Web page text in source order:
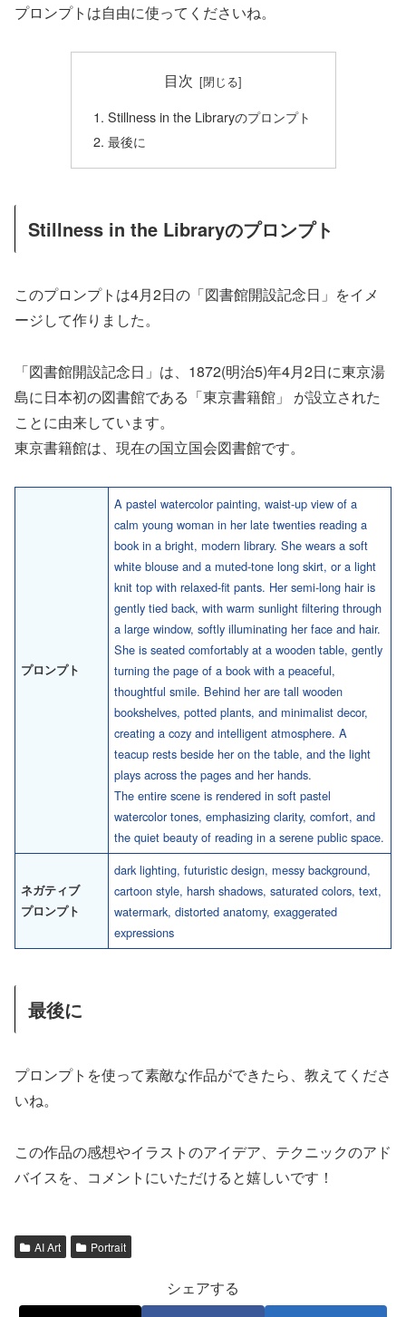
プロンプトは自由に使ってくださいね。
目次
Stillness in the Libraryのプロンプト
最後に
Stillness in the Libraryのプロンプト
このプロンプトは4月2日の「図書館開設記念日」をイメ
ージして作りました。
「図書館開設記念日」は、1872(明治5)年4月2日に東京湯
島に日本初の図書館である「東京書籍館」 が設立された
ことに由来しています。
東京書籍館は、現在の国立国会図書館です。
プロンプト
A pastel watercolor painting, waist-up view of a
calm young woman in her late twenties reading a
book in a bright, modern library. She wears a soft
white blouse and a muted-tone long skirt, or a light
knit top with relaxed-fit pants. Her semi-long hair is
gently tied back, with warm sunlight filtering through
a large window, softly illuminating her face and hair.
She is seated comfortably at a wooden table, gently
turning the page of a book with a peaceful,
thoughtful smile. Behind her are tall wooden
bookshelves, potted plants, and minimalist decor,
creating a cozy and intelligent atmosphere. A
teacup rests beside her on the table, and the light
plays across the pages and her hands.
The entire scene is rendered in soft pastel
watercolor tones, emphasizing clarity, comfort, and
the quiet beauty of reading in a serene public space.
ネガティブ
プロンプト
dark lighting, futuristic design, messy background,
cartoon style, harsh shadows, saturated colors, text,
watermark, distorted anatomy, exaggerated
expressions
最後に
プロンプトを使って素敵な作品ができたら、教えてくださ
いね。
この作品の感想やイラストのアイデア、テクニックのアド
バイスを、コメントにいただけると嬉しいです！
AI Art Portrait
シェアする